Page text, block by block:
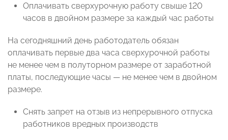
Оплачивать сверхурочную работу свыше 120
часов в двойном размере за каждый час работы
На сегодняшний день работодатель обязан
оплачивать первые два часа сверхурочной работы
не менее чем в полуторном размере от заработной
платы, последующие часы — не менее чем в двойном
размере.
Снять запрет на отзыв из непрерывного отпуска
работников вредных производств